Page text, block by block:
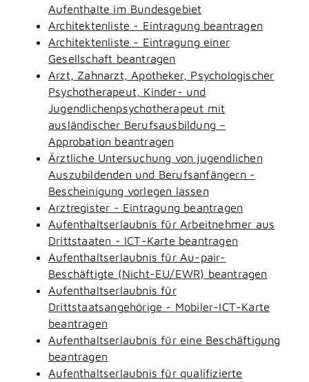
Aufenthalte im Bundesgebiet
Architektenliste - Eintragung beantragen
Architektenliste - Eintragung einer
Gesellschaft beantragen
Arzt, Zahnarzt, Apotheker, Psychologischer
Psychotherapeut, Kinder- und
Jugendlichenpsychotherapeut mit
ausländischer Berufsausbildung –
Approbation beantragen
Ärztliche Untersuchung von jugendlichen
Auszubildenden und Berufsanfängern -
Bescheinigung vorlegen lassen
Arztregister - Eintragung beantragen
Aufenthaltserlaubnis für Arbeitnehmer aus
Drittstaaten - ICT-Karte beantragen
Aufenthaltserlaubnis für Au-pair-
Beschäftigte (Nicht-EU/EWR) beantragen
Aufenthaltserlaubnis für
Drittstaatsangehörige - Mobiler-ICT-Karte
beantragen
Aufenthaltserlaubnis für eine Beschäftigung
beantragen
Aufenthaltserlaubnis für qualifizierte